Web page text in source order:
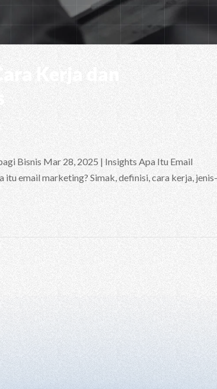
Bisnis Mar 28, 2025 | Insights Apa Itu Email
email marketing? Simak, definisi, cara kerja,